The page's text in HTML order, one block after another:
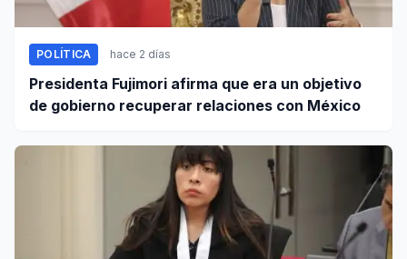
POLÍTICA hace 2 días
Presidenta Fujimori afirma que era un objetivo
de gobierno recuperar relaciones con México